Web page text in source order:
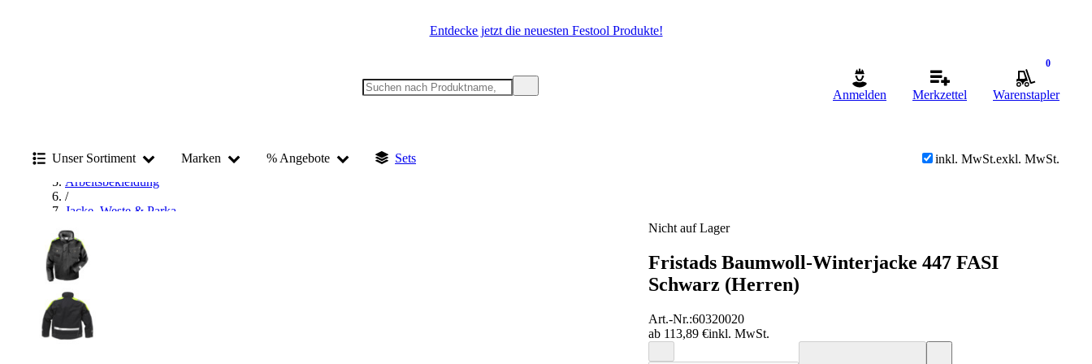
Entdecke jetzt die neuesten Festool Produkte!
Anmelden Merkzettel
0
Warenstapler
Unser Sortiment Marken % Angebote Sets inkl. MwSt.exkl. MwSt.
Arbeitskleidung & Arbeitsschutz
/
Arbeitsbekleidung
/
Jacke, Weste & Parka
Jacke
/
Winterjacke
Nicht auf Lager
Fristads Baumwoll-Winterjacke 447 FASI
Schwarz (Herren)
Art.-Nr.:60320020
ab 113,89 €inkl. MwSt.